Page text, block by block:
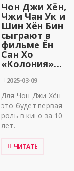
Чон Джи Хён,
Чжи Чан Ук и
Шин Хён Бин
сыграют в
фильме Ён
Сан Хо
«Колония»...
2025-03-09
Для Чон Джи Хён
это будет первая
роль в кино за 10
лет.
ЧИТАТЬ